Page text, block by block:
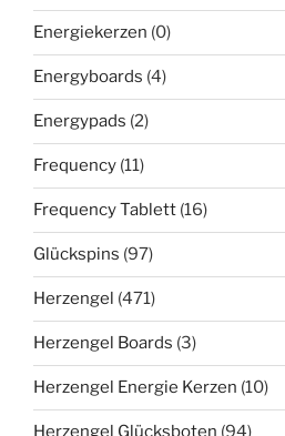
Energiekerzen (0)
Energyboards (4)
Energypads (2)
Frequency (11)
Frequency Tablett (16)
Glückspins (97)
Herzengel (471)
Herzengel Boards (3)
Herzengel Energie Kerzen (10)
Herzengel Glücksboten (94)